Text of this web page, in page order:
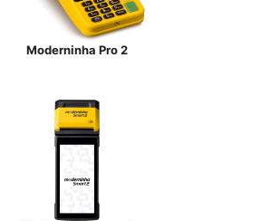
Moderninha Pro 2